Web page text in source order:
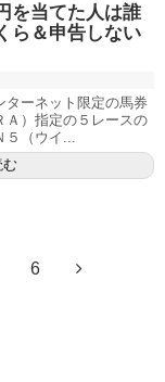
を当てた人は誰
ら＆申告しない
ターネット限定の馬券
Ａ）指定の５レースの
（ウイ...
6